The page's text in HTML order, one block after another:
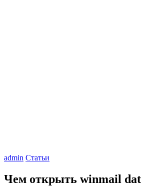
admin Статьи
Чем открыть winmail dat